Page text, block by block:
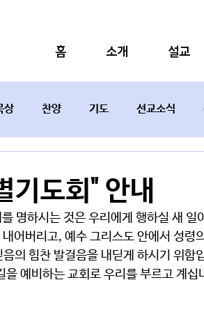
홈 소개 설교
상 찬양 기도 선교소식
기도회" 안내
명하시는 것은 우리에게 행하실 새 일
어버리고, 예수 그리스도 안에서 성령
의 힘찬 발걸음을 내딛게 하시기 위함
예비하는 교회로 우리를 부르고 계십